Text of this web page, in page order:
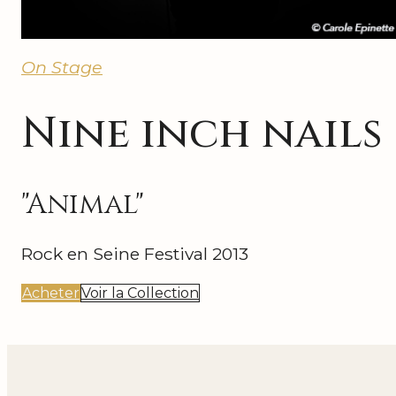
On Stage
Nine inch nails
"Animal"
Rock en Seine Festival 2013
AcheterVoir la Collection